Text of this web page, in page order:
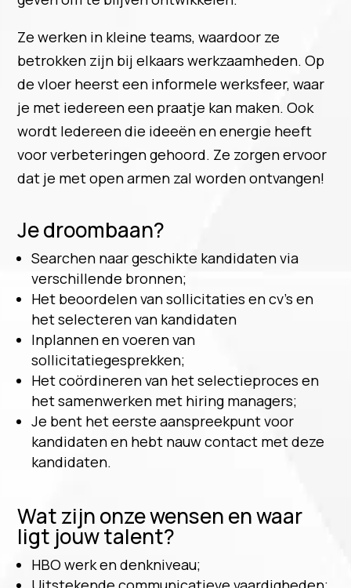
Ze werken in kleine teams, waardoor ze
betrokken zijn bij elkaars werkzaamheden. Op
de vloer heerst een informele werksfeer, waar
je met iedereen een praatje kan maken. Ook
wordt Iedereen die ideeën en energie heeft
voor verbeteringen gehoord. Ze zorgen ervoor
dat je met open armen zal worden ontvangen!
Je droombaan?
Searchen naar geschikte kandidaten via
verschillende bronnen;
Het beoordelen van sollicitaties en cv’s en
het selecteren van kandidaten
Inplannen en voeren van
sollicitatiegesprekken;
Het coördineren van het selectieproces en
het samenwerken met hiring managers;
Je bent het eerste aanspreekpunt voor
kandidaten en hebt nauw contact met deze
kandidaten.
Wat zijn onze wensen en waar
ligt jouw talent?
HBO werk en denkniveau;